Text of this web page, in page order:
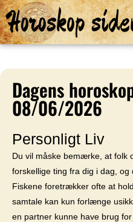
Horoskop
Dagens
08/06/2026
Personligt Liv
Du vil måske bemærke, at folk
forskellige ting fra dig i dag,
Fiskene foretrækker ofte at
samtale kan kun forlænge
en partner kunne have brug